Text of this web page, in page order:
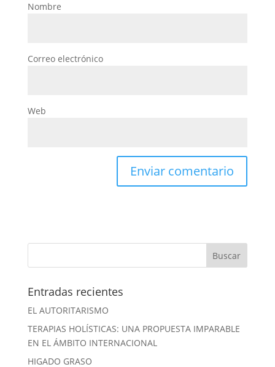
Nombre
Correo electrónico
Web
Entradas recientes
EL AUTORITARISMO
TERAPIAS HOLÍSTICAS: UNA PROPUESTA IMPARABLE
EN EL ÁMBITO INTERNACIONAL
HIGADO GRASO